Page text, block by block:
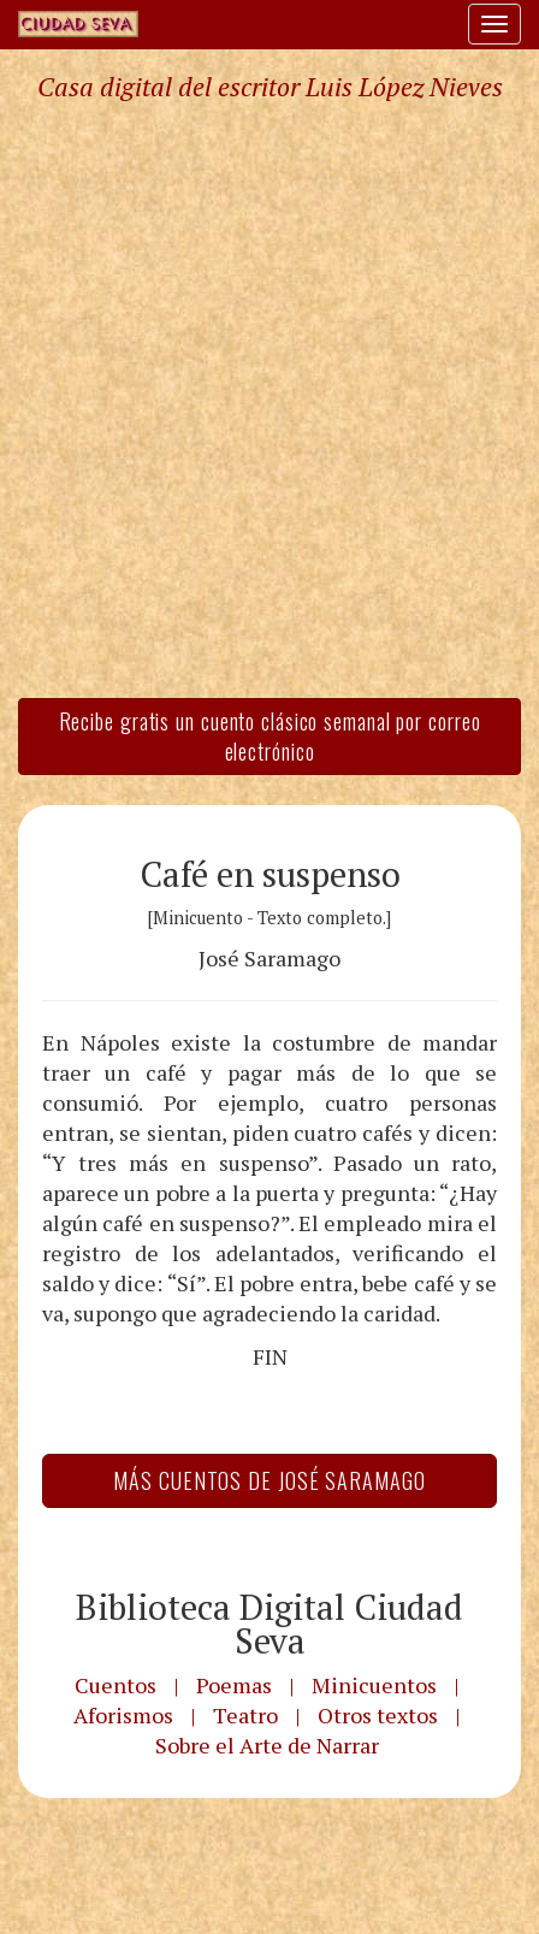
Casa digital del escritor Luis López Nieves
Recibe gratis un cuento clásico semanal por correo
electrónico
Café en suspenso
[Minicuento - Texto completo.]
José Saramago
En Nápoles existe la costumbre de mandar
traer un café y pagar más de lo que se
consumió. Por ejemplo, cuatro personas
entran, se sientan, piden cuatro cafés y dicen:
“Y tres más en suspenso”. Pasado un rato,
aparece un pobre a la puerta y pregunta: “¿Hay
algún café en suspenso?”. El empleado mira el
registro de los adelantados, verificando el
saldo y dice: “Sí”. El pobre entra, bebe café y se
va, supongo que agradeciendo la caridad.
FIN
MÁS CUENTOS DE JOSÉ SARAMAGO
Biblioteca Digital Ciudad
Seva
Cuentos | Poemas | Minicuentos
|
Aforismos
| Teatro | Otros textos
|
Sobre el Arte de Narrar